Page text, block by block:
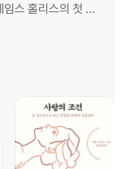
임스 홀리스의 첫 책
표현하며 이 시기를
스는
심